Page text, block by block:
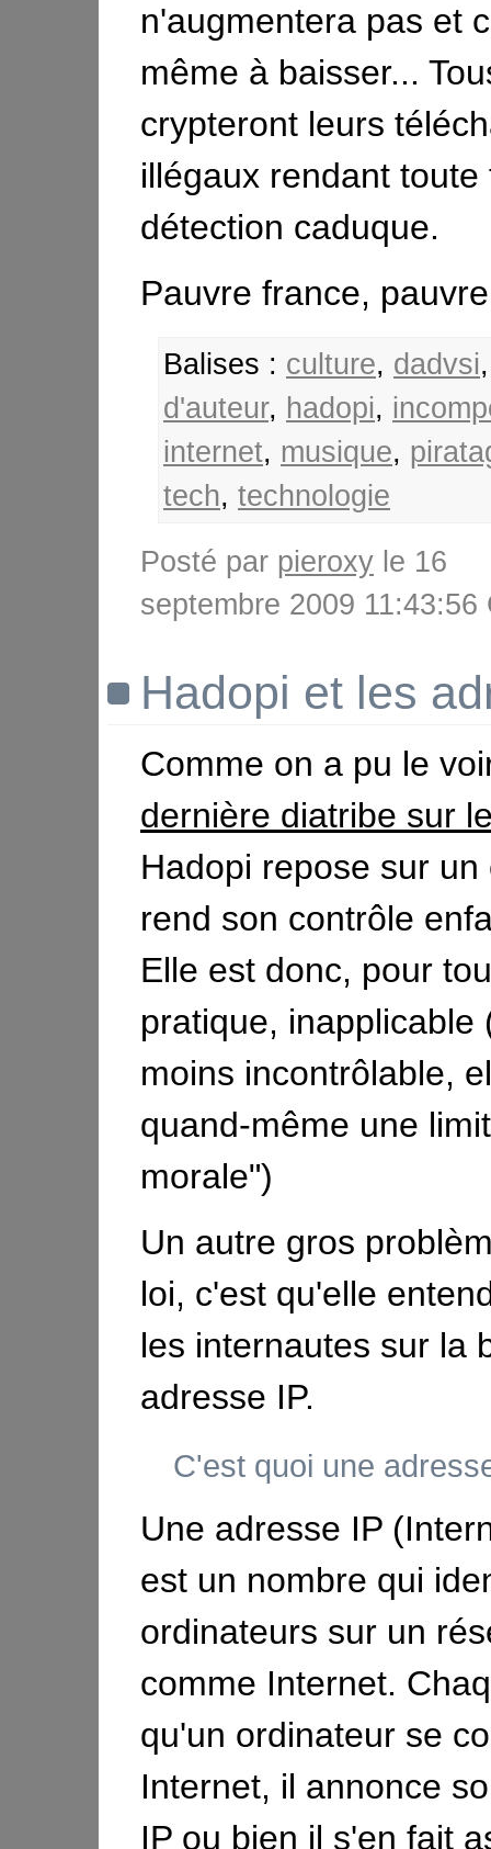
n'augmentera pas et
même à baisser...
crypteront leurs
illégaux rendant toute
détection caduque.
Pauvre france,
Balises : culture, dadvsi
d'auteur, hadopi,
internet, musique,
tech, technologie
Posté par pieroxy le 16
septembre 2009
Hadopi et les
Comme on a pu le
dernière diatribe sur
Hadopi repose sur
rend son contrôle
Elle est donc, pour
pratique, inapplicable
moins incontrôlable,
quand-même une
morale")
Un autre gros
loi, c'est qu'elle
les internautes sur la
adresse IP.
C'est quoi une
Une adresse IP
est un nombre qui
ordinateurs sur un
comme Internet.
qu'un ordinateur se
Internet, il annonce
IP ou bien il s'en fait